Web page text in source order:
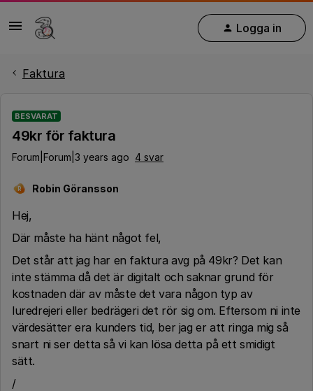
Logga in
Faktura
BESVARAT
49kr för faktura
Forum|Forum|3 years ago 4 svar
R Robin Göransson
Hej,
Där måste ha hänt något fel,
Det står att jag har en faktura avg på 49kr? Det kan
inte stämma då det är digitalt och saknar grund för
kostnaden där av måste det vara någon typ av
luredrejeri eller bedrägeri det rör sig om. Eftersom ni inte
värdesätter era kunders tid, ber jag er att ringa mig så
snart ni ser detta så vi kan lösa detta på ett smidigt
sätt.
/